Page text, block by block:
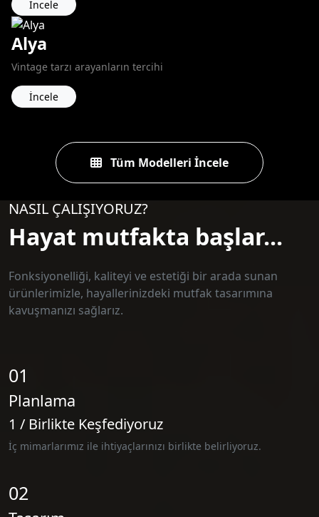
İncele
Alya
Vintage tarzı arayanların tercihi
İncele
Tüm Modelleri İncele
NASIL ÇALIŞIYORUZ?
Hayat mutfakta başlar...
Fonksiyonelliği, kaliteyi ve estetiği bir arada sunan
ürünlerimizle, hayallerinizdeki mutfak tasarımına
kavuşmanızı sağlarız.
01
Planlama
1 / Birlikte Keşfediyoruz
İç mimarlarımız ile ihtiyaçlarınızı birlikte belirliyoruz.
02